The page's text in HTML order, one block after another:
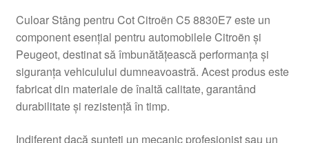
Despre noi
Finalizare comandă
Culoar Stâng pentru Cot Citroën C5 8830E7 este un
component esențial pentru automobilele Citroën și
Peugeot, destinat să îmbunătățească performanța și
siguranța vehiculului dumneavoastră. Acest produs este
fabricat din materiale de înaltă calitate, garantând
durabilitate și rezistență în timp.
Indiferent dacă sunteți un mecanic profesionist sau un